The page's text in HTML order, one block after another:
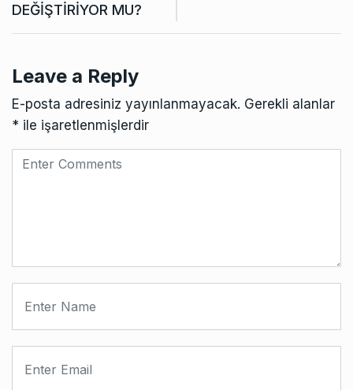
DEĞİŞTİRİYOR MU?
Leave a Reply
E-posta adresiniz yayınlanmayacak. Gerekli alanlar
* ile işaretlenmişlerdir